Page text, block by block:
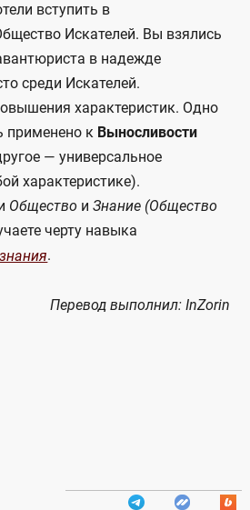
вступить в
Искателей. Вы взялись
в надежде
среди Искателей.
характеристик. Одно
применено к Выносливости
— универсальное
характеристике).
Общество и Знание (Общество
черту навыка
.
Перевод выполнил: InZorin